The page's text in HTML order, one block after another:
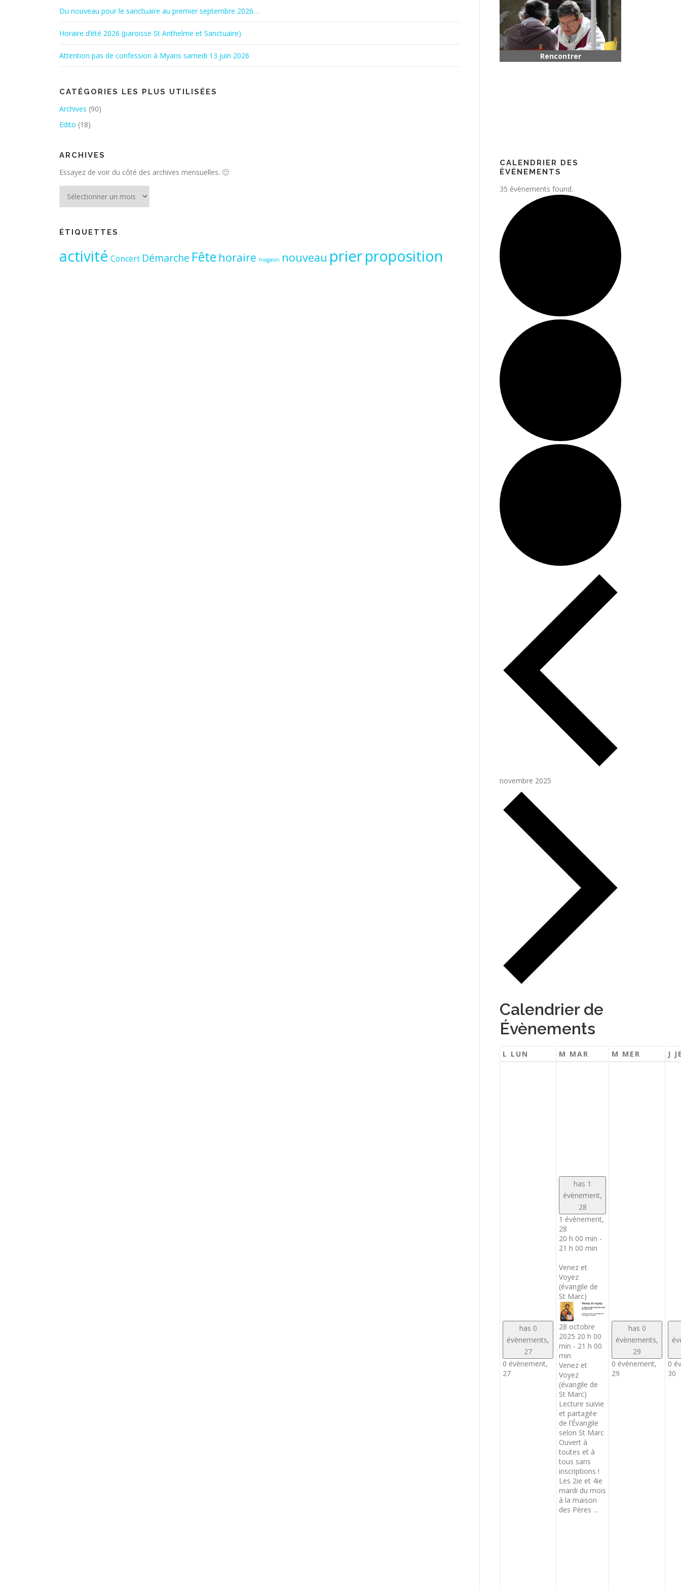
Du nouveau pour le sanctuaire au premier septembre 2026…
Horaire d’été 2026 (paroisse St Anthelme et Sanctuaire)
Attention pas de confession à Myans samedi 13 juin 2026
CATÉGORIES LES PLUS UTILISÉES
Archives (90)
Edito (18)
ARCHIVES
Essayez de voir du côté des archives mensuelles. 🙂
Archives
ÉTIQUETTES
activité Concert Démarche Fête horaire magasin nouveau prierproposition
CALENDRIER DES
ÉVÉNEMENTS
35 évènements found.
novembre 2025
Calendrier de
Évènements
L LUN M MAR M MER J
has 0
évènements,
27
0 évènement,
27
has 1
évènement,
28
1 évènement,
28
20 h 00 min -
21 h 00 min
Venez et
Voyez
(évangile de
St Marc)
28 octobre
2025 20 h 00
min - 21 h 00
min
Venez et
Voyez
(évangile de
St Marc)
Lecture suivie
et partagée
de l’Évangile
selon St Marc
Ouvert à
toutes et à
tous sans
inscriptions !
Les 2ie et 4ie
mardi du mois
à la maison
des Pères ...
has 0
évènements,
29
0 évènement,
29
0
30